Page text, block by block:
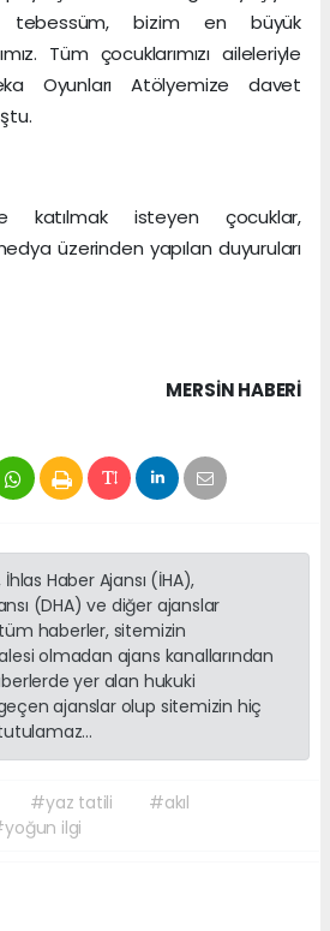
tebessüm, bizim en büyük
Tüm çocuklarımızı aileleriyle
Oyunları Atölyemize davet
katılmak isteyen çocuklar,
üzerinden yapılan duyuruları
MERSIN HABERİ
Haber Ajansı (İHA),
(DHA) ve diğer ajanslar
haberler, sitemizin
olmadan ajans kanallarından
yer alan hukuki
ajanslar olup sitemizin hiç
#yaz tatili
#akıl
ilgi